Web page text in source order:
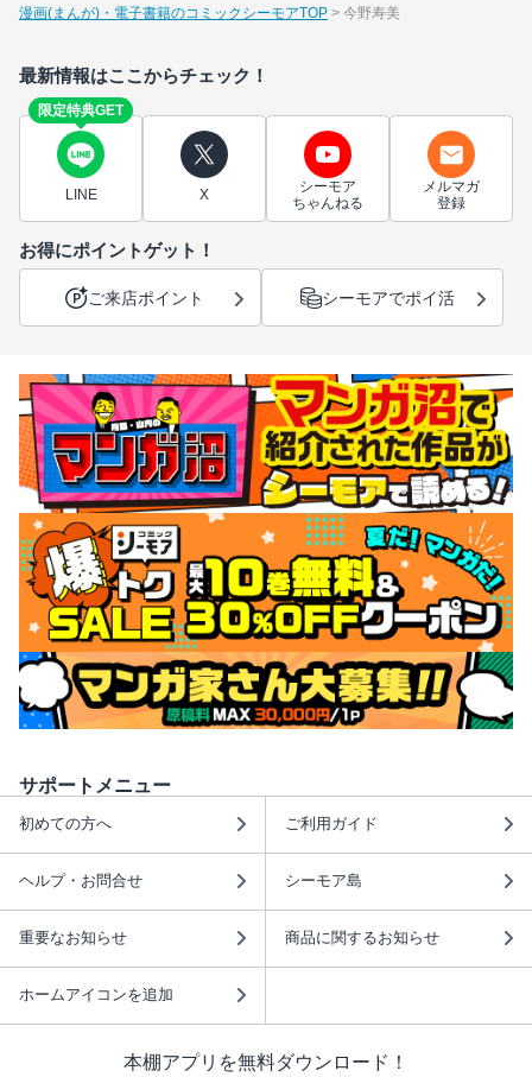
漫画(まんが)・電子書籍のコミックシーモアTOP 今野寿美
最新情報はここからチェック！
限定特典GET
LINE X
シーモア
ちゃんねる
メルマガ
登録
お得にポイントゲット！
ご来店ポイント シーモアでポイ活
サポートメニュー
初めての方へ ご利用ガイド
ヘルプ・お問合せ シーモア島
重要なお知らせ 商品に関するお知らせ
ホームアイコンを追加
本棚アプリを無料ダウンロード！